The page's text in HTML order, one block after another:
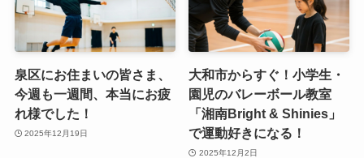
泉区にお住まいの皆さま、
今週も一週間、本当にお疲
れ様でした！
2025年12月19日
大和市からすぐ！小学生・
園児のバレーボール教室
「湘南Bright & Shinies」
で運動好きになる！
2025年12月2日